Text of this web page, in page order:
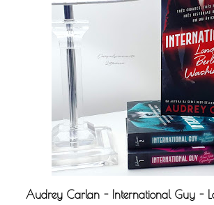
Audrey Carlan - International Guy -